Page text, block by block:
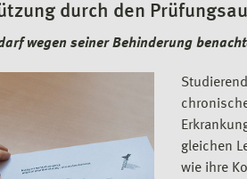
durch den
wegen seiner Behinderung
gleichen
wie ihre